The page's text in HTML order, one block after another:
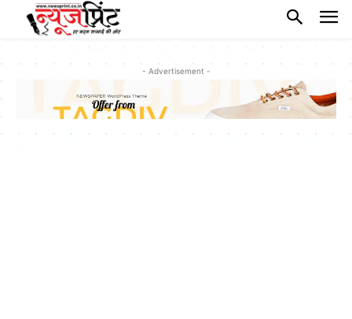
- Advertisement -